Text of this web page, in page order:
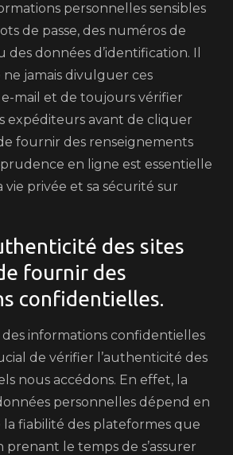
personnelles sensibles
de passe, des numéros de
des données d’identification. Il
jamais divulguer ces
mail et de toujours vérifier
expéditeurs avant de cliquer
fournir des renseignements
en ligne est essentielle
privée et sa sécurité sur
des sites
fournir des
confidentielles.
informations confidentielles
de vérifier l’authenticité des
nous accédons. En effet, la
personnelles dépend en
fiabilité des plateformes que
prenant le temps de s’assurer